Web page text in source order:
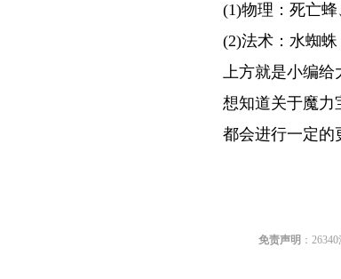
(1)物理：死亡
(2)法术：水蜘蛛
上方就是小编给
想知道关于魔力
都会进行一定的
免责声明 ：